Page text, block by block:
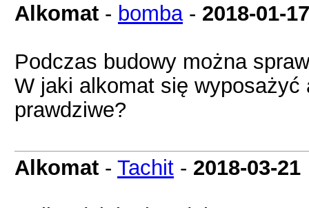
Alkomat - bomba- 2018-01-17
Podczas budowy można
W jaki alkomat się wyposażyć
prawdziwe?
Alkomat - Tachit - 2018-03-21